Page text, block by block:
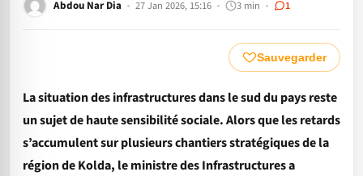
Abdou Nar Dia 27 Jan 2026, 15:16 3 min 1
Sauvegarder
La situation des infrastructures dans le sud du pays reste
un sujet de haute sensibilité sociale. Alors que les retards
s’accumulent sur plusieurs chantiers stratégiques de la
région de Kolda, le ministre des Infrastructures a